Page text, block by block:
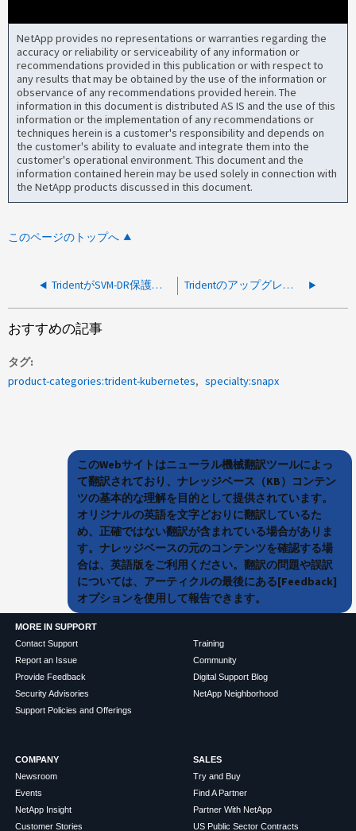
NetApp provides no representations or warranties regarding the
accuracy or reliability or serviceability of any information or
recommendations provided in this publication or with respect to
any results that may be obtained by the use of the information or
observance of any recommendations provided herein. The
information in this document is distributed AS IS and the use of this
information or the implementation of any recommendations or
techniques herein is a customer's responsibility and depends on
the customer's ability to evaluate and integrate them into the
customer's operational environment. This document and the
information contained herein may be used solely in connection with
the NetApp products discussed in this document.
このページのトップへ
TridentがSVM-DR保護を使用したONTAPボリューム上のCommVaultスナップショットを削除できない Tridentのアップグレード画面にRancherのGUIから「Linuxのみ」と表示される
おすすめの記事
タグ
product-categories:trident-kubernetes
specialty:snapx
このWebサイトはニューラル機械翻訳ツールによっ
て翻訳されており、ナレッジベース（KB）コンテン
ツの基本的な理解を目的として提供されています。
オリジナルの英語を文字どおりに翻訳しているた
め、正確ではない翻訳が含まれている場合がありま
す。ナレッジベースの元のコンテンツを確認する場
合は、英語版をご利用ください。翻訳の問題や誤訳
については、アーティクルの最後にある[Feedback]
オプションを使用して報告できます。
MORE IN SUPPORT
Contact Support
Report an Issue
Provide Feedback
Security Advisories
Support Policies and Offerings
Training
Community
Digital Support Blog
NetApp Neighborhood
COMPANY
Newsroom
Events
NetApp Insight
Customer Stories
SALES
Try and Buy
Find A Partner
Partner With NetApp
US Public Sector Contracts